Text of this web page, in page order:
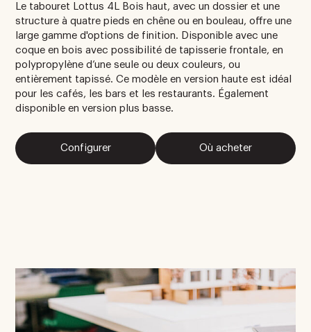
Le tabouret Lottus 4L Bois haut, avec un dossier et une
structure à quatre pieds en chêne ou en bouleau, offre une
large gamme d'options de finition. Disponible avec une
coque en bois avec possibilité de tapisserie frontale, en
polypropylène d’une seule ou deux couleurs, ou
entièrement tapissé. Ce modèle en version haute est idéal
pour les cafés, les bars et les restaurants. Également
disponible en version plus basse.
Configurer Où acheter